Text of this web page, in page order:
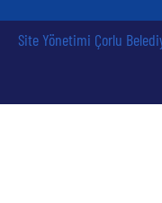
Site Yönetimi Çorlu